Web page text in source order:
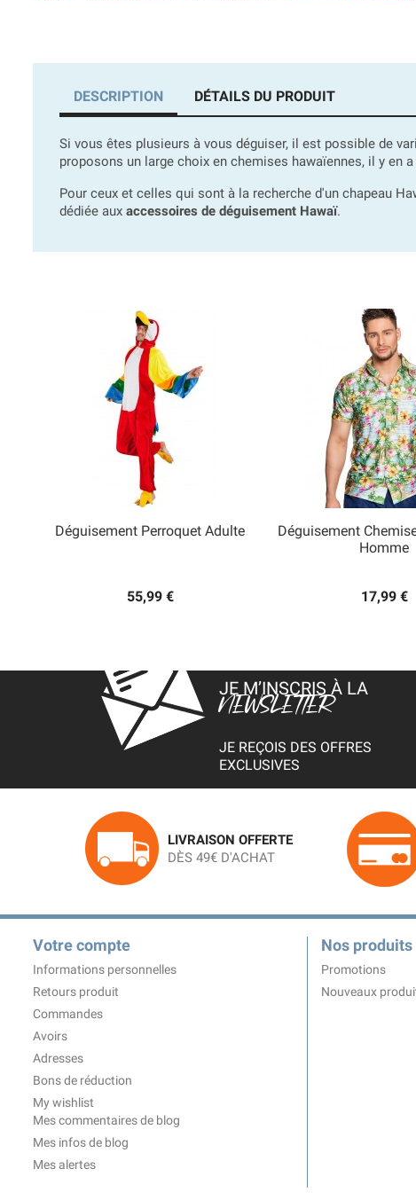
DESCRIPTION DÉTAILS DU PRODUIT
Si vous êtes plusieurs à vous déguiser, il est possible de
proposons un large choix en chemises hawaïennes, il y en
Pour ceux et celles qui sont à la recherche d'un chapeau
dédiée aux accessoires de déguisement Hawaï.
Déguisement Perroquet Adulte
55,99 €
Déguisement
Homme
17,99 €
Aperçu
JE M’INSCRIS À LA
NEWSLETTER
JE REÇOIS DES OFFRES
EXCLUSIVES
LIVRAISON OFFERTE
DÈS 49€ D'ACHAT
Votre compte
Informations personnelles
Retours produit
Commandes
Avoirs
Adresses
Bons de réduction
My wishlist
Mes commentaires de blog
Mes infos de blog
Mes alertes
Nos produits
Promotions
Nouveaux